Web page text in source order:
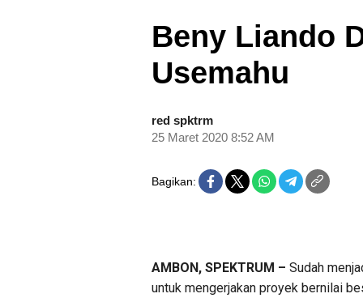
Beny Liando
Usemahu
red spktrm
25 Maret 2020 8:52 AM
Bagikan:
AMBON, SPEKTRUM – Sudah
untuk mengerjakan proyek bernilai